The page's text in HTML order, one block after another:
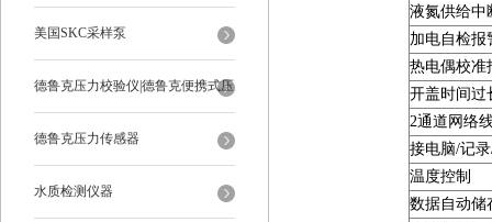
美国SKC采样泵
德鲁克压力校验仪|德鲁克便携式压
力校验仪
德鲁克压力传感器
水质检测仪器
液氮供给中
加电自检报
热电偶校准
开盖时间过
2通道网络
接电脑/记
温度控制
数据自动储